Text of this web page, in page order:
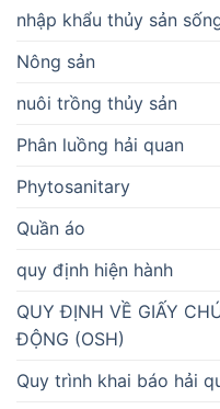
nhập khẩu thủy sản
Nông sản
nuôi trồng thủy sản
Phân luồng hải quan
Phytosanitary
Quần áo
quy định hiện hành
QUY ĐỊNH VỀ GIẤY
ĐỘNG (OSH)
Quy trình khai báo hải